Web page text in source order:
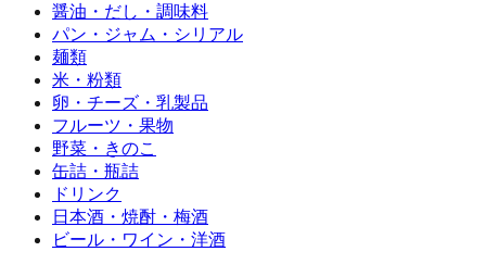
醤油・だし・調味料
パン・ジャム・シリアル
麺類
米・粉類
卵・チーズ・乳製品
フルーツ・果物
野菜・きのこ
缶詰・瓶詰
ドリンク
日本酒・焼酎・梅酒
ビール・ワイン・洋酒